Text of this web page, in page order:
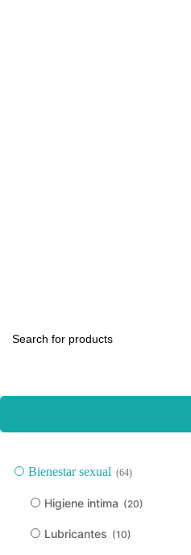
Bienestar sexual (64)
Higiene intima (20)
Lubricantes (10)